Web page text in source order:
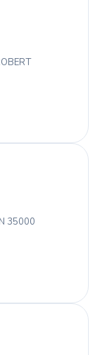
35000